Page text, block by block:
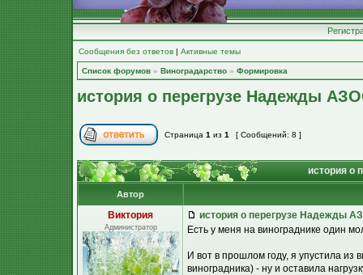
Сообщения без ответов | Активные темы
Список форумов » Виноградарство » Формировка
история о перегрузе Надежды
Страница 1 из 1 [ Сообщений: 8 ]
история о
Автор
Виктория
Администратор
история о перегрузе Надежды
Есть у меня на винограднике один
И вот в прошлом году, я упустила из
виноградника) - ну и оставила